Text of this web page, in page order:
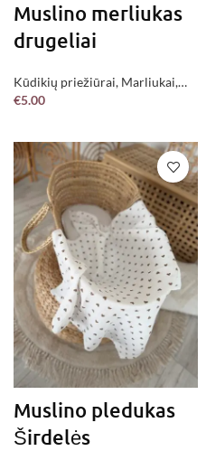
Muslino merliukas
drugeliai
Kūdikių priežiūrai, Marliukai,
Jau pagaminta !
€5.00
Muslino pledukas
Širdelės